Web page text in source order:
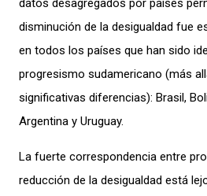
datos desagregados por países
disminución de la desigualdad fue
en todos los países que han sido
progresismo sudamericano (más
significativas diferencias): Brasil,
Argentina y Uruguay.
La fuerte correspondencia entre
reducción de la desigualdad está